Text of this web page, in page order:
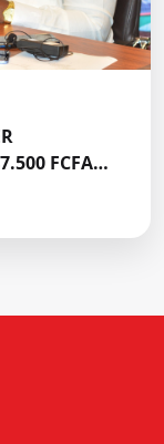
FCFA
DE M.